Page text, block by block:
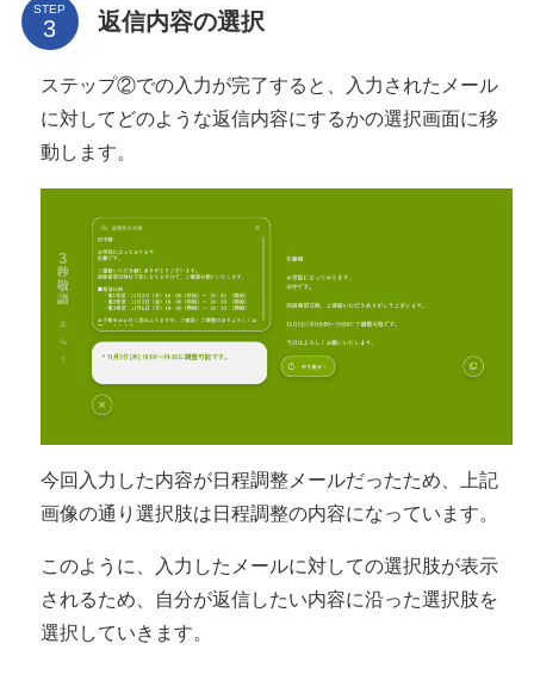
STEP 返信内容の選択
ステップ②での入力が完了すると、入力されたメール
に対してどのような返信内容にするかの選択画面に移
動します。
今回入力した内容が日程調整メールだったため、上記
画像の通り選択肢は日程調整の内容になっています。
このように、入力したメールに対しての選択肢が表示
されるため、自分が返信したい内容に沿った選択肢を
選択していきます。